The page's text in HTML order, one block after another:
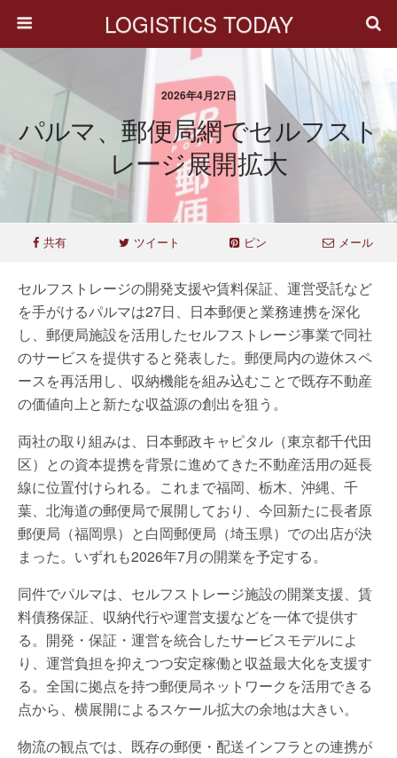
LOGISTICS TODAY
2026年4月27日
パルマ、郵便局網でセルフスト
レージ展開拡大
共有 ツイート ピン メール
セルフストレージの開発支援や賃料保証、運営受託など
を手がけるパルマは27日、日本郵便と業務連携を深化
し、郵便局施設を活用したセルフストレージ事業で同社
のサービスを提供すると発表した。郵便局内の遊休スペ
ースを再活用し、収納機能を組み込むことで既存不動産
の価値向上と新たな収益源の創出を狙う。
両社の取り組みは、日本郵政キャピタル（東京都千代田
区）との資本提携を背景に進めてきた不動産活用の延長
線に位置付けられる。これまで福岡、栃木、沖縄、千
葉、北海道の郵便局で展開しており、今回新たに長者原
郵便局（福岡県）と白岡郵便局（埼玉県）での出店が決
まった。いずれも2026年7月の開業を予定する。
同件でパルマは、セルフストレージ施設の開業支援、賃
料債務保証、収納代行や運営支援などを一体で提供す
る。開発・保証・運営を統合したサービスモデルによ
り、運営負担を抑えつつ安定稼働と収益最大化を支援す
る。全国に拠点を持つ郵便局ネットワークを活用できる
点から、横展開によるスケール拡大の余地は大きい。
物流の観点では、既存の郵便・配送インフラとの連携が